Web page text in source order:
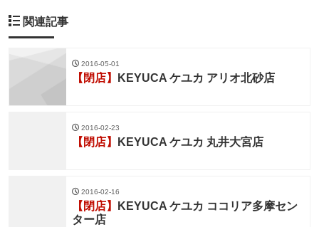
関連記事
2016-05-01
【閉店】 KEYUCA ケユカ アリオ北砂店
2016-02-23
【閉店】 KEYUCA ケユカ 丸井大宮店
2016-02-16
【閉店】
KEYUCA ケユカ ココリア多摩セン
ター店